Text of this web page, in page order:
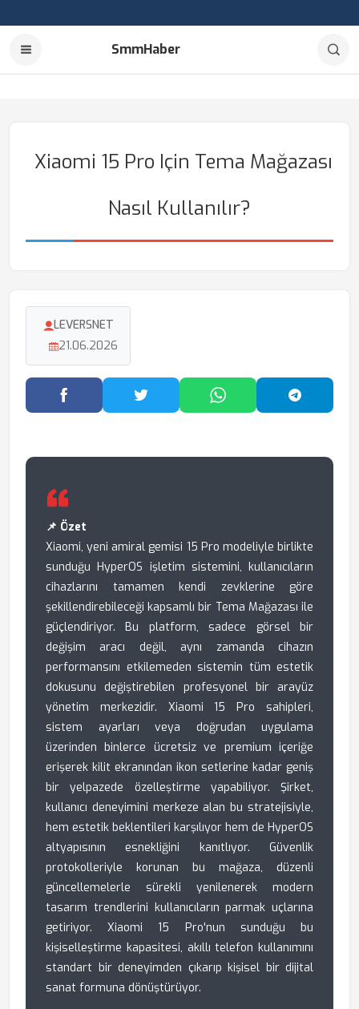
SmmHaber
Xiaomi 15 Pro Için Tema Mağazası
Nasıl Kullanılır?
LEVERSNET
21.06.2026
Facebook'ta PaylaşTwitter'da PaylaşWhatsApp'ta Paylaş
📌 Özet
Xiaomi, yeni amiral gemisi 15 Pro modeliyle birlikte
sunduğu HyperOS işletim sistemini, kullanıcıların
cihazlarını tamamen kendi zevklerine göre
şekillendirebileceği kapsamlı bir Tema Mağazası ile
güçlendiriyor. Bu platform, sadece görsel bir
değişim aracı değil, aynı zamanda cihazın
performansını etkilemeden sistemin tüm estetik
dokusunu değiştirebilen profesyonel bir arayüz
yönetim merkezidir. Xiaomi 15 Pro sahipleri,
sistem ayarları veya doğrudan uygulama
üzerinden binlerce ücretsiz ve premium içeriğe
erişerek kilit ekranından ikon setlerine kadar geniş
bir yelpazede özelleştirme yapabiliyor. Şirket,
kullanıcı deneyimini merkeze alan bu stratejisiyle,
hem estetik beklentileri karşılıyor hem de HyperOS
altyapısının esnekliğini kanıtlıyor. Güvenlik
protokolleriyle korunan bu mağaza, düzenli
güncellemelerle sürekli yenilenerek modern
tasarım trendlerini kullanıcıların parmak uçlarına
getiriyor. Xiaomi 15 Pro'nun sunduğu bu
kişiselleştirme kapasitesi, akıllı telefon kullanımını
standart bir deneyimden çıkarıp kişisel bir dijital
sanat formuna dönüştürüyor.